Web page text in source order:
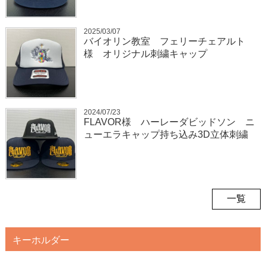
2025/03/07
バイオリン教室 フェリーチェアルト
様 オリジナル刺繍キャップ
2024/07/23
FLAVOR様 ハーレーダビッドソン ニ
ューエラキャップ持ち込み3D立体刺繍
一覧
キーホルダー